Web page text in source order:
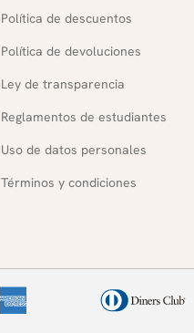
Política de descuentos
Política de devoluciones
Ley de transparencia
Reglamentos de estudiantes
Uso de datos personales
Términos y condiciones